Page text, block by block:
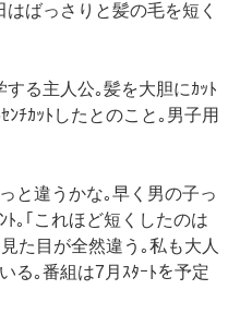
ばっさりと髪の毛を短く
る主人公｡髪を大胆にｶｯﾄ
ﾝﾁｶｯﾄしたとのこと｡男子用
と違うかな｡早く男の子っ
｡｢これほど短くしたのは
た目が全然違う｡私も大人
る｡番組は7月ｽﾀｰﾄを予定